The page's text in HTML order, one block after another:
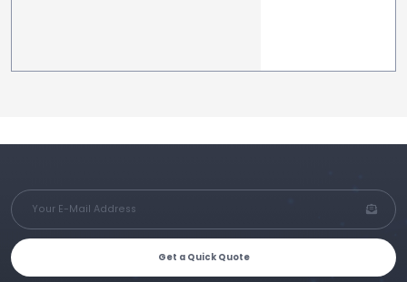
Get a Quick Quote